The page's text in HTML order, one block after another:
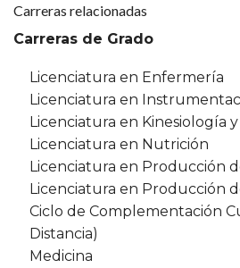
Carreras relacionadas
Carreras de Grado
Licenciatura en Enfermería
Licenciatura en
Licenciatura en Kinesiología y
Licenciatura en Nutrición
Licenciatura en Producción
Licenciatura en Producción
Ciclo de Complementación
Distancia)
Medicina